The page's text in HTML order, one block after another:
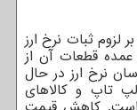
لزوم ثبات نرخ ارز
عمده قطعات آن از
نرخ ارز در حال
تاپ و کالاهای